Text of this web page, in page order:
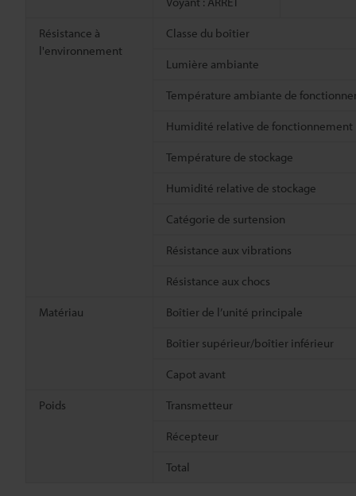
Résistance à
l'environnement
Classe du boîtier
Lumière ambiante
Température ambiante de
Humidité relative de fonctionnement
Température de stockage
Humidité relative de stockage
Catégorie de surtension
Résistance aux vibrations
Résistance aux chocs
Matériau Boîtier de l’unité principale
Boîtier supérieur/boîtier inférieur
Capot avant
Poids Transmetteur
Récepteur
Total